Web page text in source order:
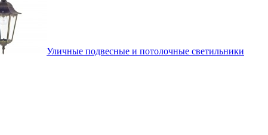
Уличные подвесные и потолочные светильники